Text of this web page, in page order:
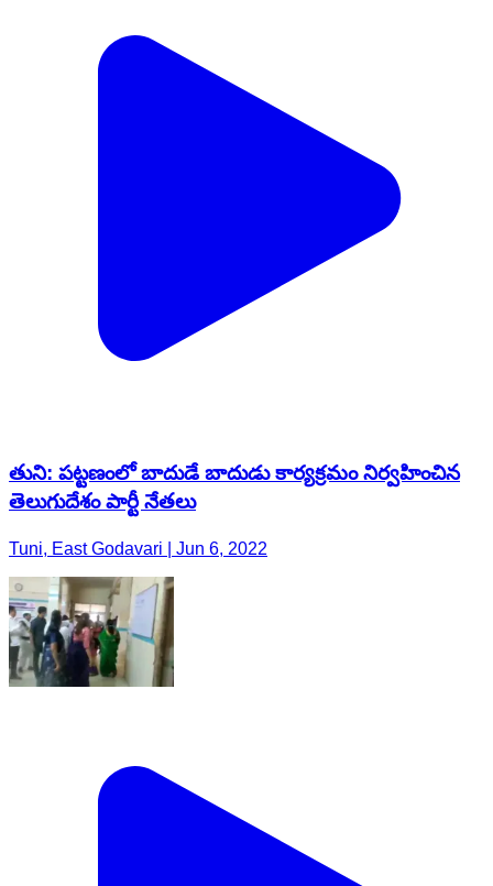
తుని: పట్టణంలో బాదుడే బాదుడు కార్యక్రమం నిర్వహించిన
తెలుగుదేశం పార్టీ నేతలు
Tuni, East Godavari | Jun 6, 2022